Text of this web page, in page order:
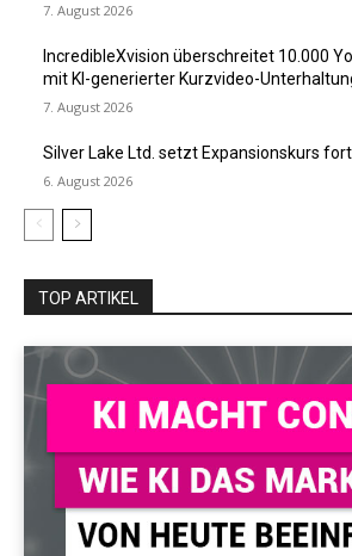
7. August 2026
IncredibleXvision überschreitet 10.000
mit KI-generierter Kurzvideo-
7. August 2026
Silver Lake Ltd. setzt Expansionskurs
6. August 2026
TOP ARTIKEL